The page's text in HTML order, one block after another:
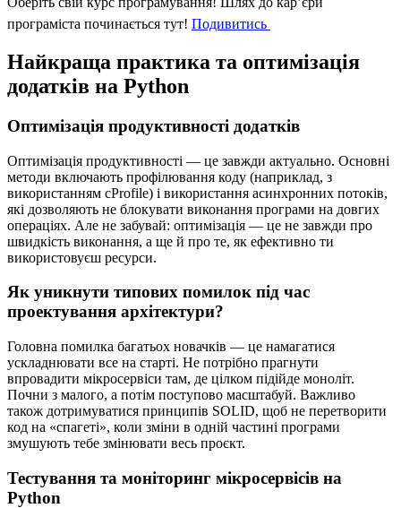
програміста починається тут! Подивитись
Найкраща практика та оптимізація
додатків на Python
Оптимізація продуктивності додатків
Оптимізація продуктивності — це завжди актуально. Основні
методи включають профілювання коду (наприклад, з
використанням cProfile) і використання асинхронних потоків,
які дозволяють не блокувати виконання програми на довгих
операціях. Але не забувай: оптимізація — це не завжди про
швидкість виконання, а ще й про те, як ефективно ти
використовуєш ресурси.
Як уникнути типових помилок під час
проектування архітектури?
Головна помилка багатьох новачків — це намагатися
ускладнювати все на старті. Не потрібно прагнути
впровадити мікросервіси там, де цілком підійде моноліт.
Почни з малого, а потім поступово масштабуй. Важливо
також дотримуватися принципів SOLID, щоб не перетворити
код на «спагеті», коли зміни в одній частині програми
змушують тебе змінювати весь проєкт.
Тестування та моніторинг мікросервісів на
Python